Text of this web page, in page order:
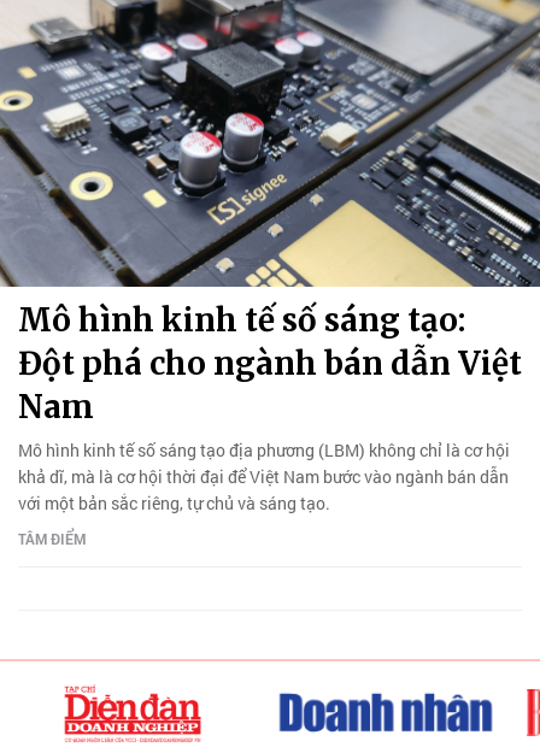
Mô hình kinh tế số sáng tạo:
Đột phá cho ngành bán dẫn Việt
Nam
Mô hình kinh tế số sáng tạo địa phương (LBM) không chỉ là cơ hội
khả dĩ, mà là cơ hội thời đại để Việt Nam bước vào ngành bán dẫn
với một bản sắc riêng, tự chủ và sáng tạo.
TÂM ĐIỂM